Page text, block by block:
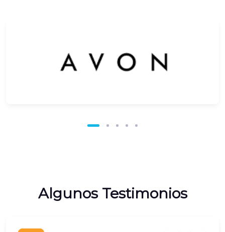
Algunos Testimonios